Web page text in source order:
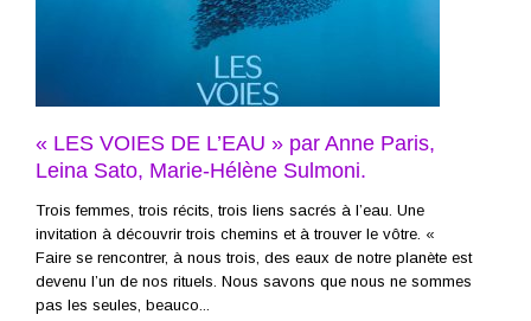
« LES VOIES DE L’EAU » par Anne Paris,
Leina Sato, Marie-Hélène Sulmoni.
Trois femmes, trois récits, trois liens sacrés à l’eau. Une
invitation à découvrir trois chemins et à trouver le vôtre. «
Faire se rencontrer, à nous trois, des eaux de notre planète est
devenu l’un de nos rituels. Nous savons que nous ne sommes
pas les seules, beauco...